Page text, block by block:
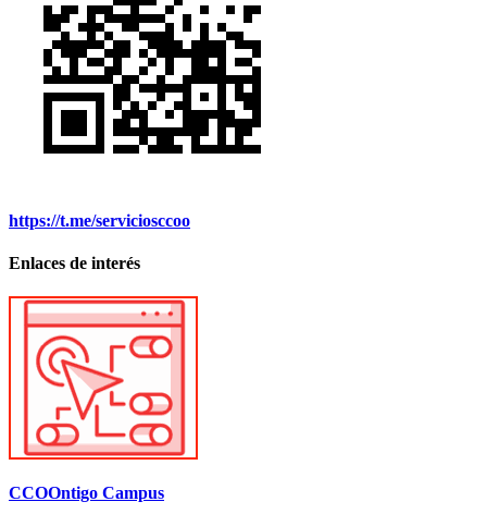
https://t.me/serviciosccoo
Enlaces de interés
CCOOntigo Campus